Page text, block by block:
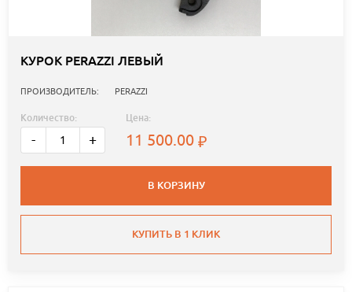
КУРОК PERAZZI ЛЕВЫЙ
ПРОИЗВОДИТЕЛЬ: PERAZZI
Количество:
- +
Цена:
11 500.00
В КОРЗИНУ
КУПИТЬ В 1 КЛИК